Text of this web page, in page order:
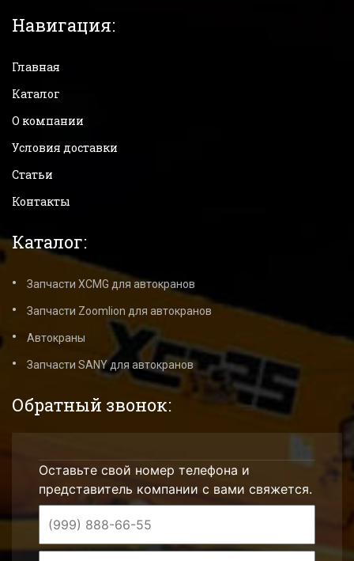
Навигация:
Главная
Каталог
О компании
Условия доставки
Статьи
Контакты
Каталог:
Запчасти XCMG для автокранов
Запчасти Zoomlion для автокранов
Автокраны
Запчасти SANY для автокранов
Обратный звонок:
Оставьте свой номер телефона и
представитель компании с вами свяжется.